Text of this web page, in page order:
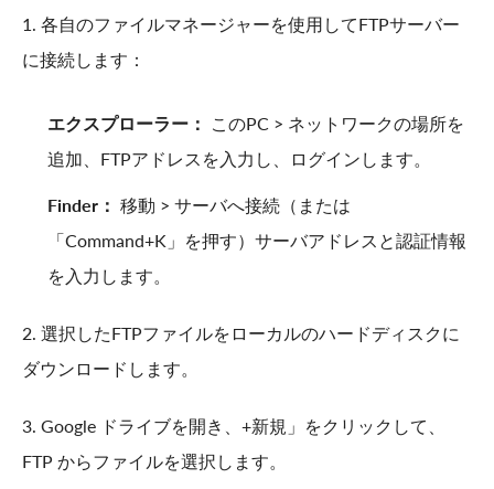
1. 各自のファイルマネージャーを使用してFTPサーバー
に接続します：
エクスプローラー：
このPC > ネットワークの場所を
追加、FTPアドレスを入力し、ログインします。
Finder： 移動 > サーバへ接続（または
「Command+K」を押す）サーバアドレスと認証情報
を入力します。
2. 選択したFTPファイルをローカルのハードディスクに
ダウンロードします。
3. Google ドライブを開き、+新規」をクリックして、
FTP からファイルを選択します。